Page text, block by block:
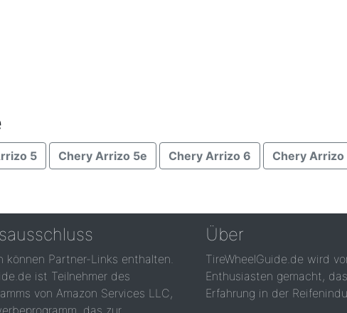
5 Chery Arrizo 5e Chery Arrizo 6 Chery Arrizo
können Partner-Links enthalten.
ist Teilnehmer des
von Amazon Services LLC,
das zur
Über
TireWheelGuide.de wird
Enthusiasten gemacht,
Erfahrung in der